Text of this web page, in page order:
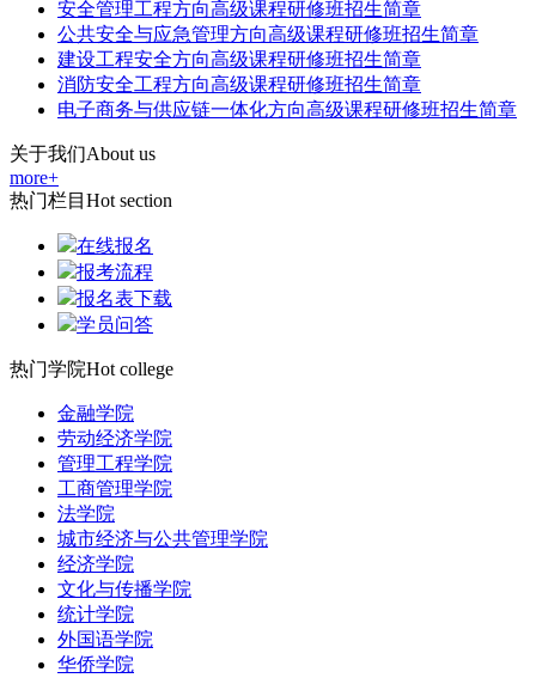
安全管理工程方向高级课程研修班招生简章
公共安全与应急管理方向高级课程研修班招生简章
建设工程安全方向高级课程研修班招生简章
消防安全工程方向高级课程研修班招生简章
电子商务与供应链一体化方向高级课程研修班招生简章
关于我们About us
more+
热门栏目 Hot section
在线报名
报考流程
报名表下载
学员问答
热门学院Hot college
金融学院
劳动经济学院
管理工程学院
工商管理学院
法学院
城市经济与公共管理学院
经济学院
文化与传播学院
统计学院
外国语学院
华侨学院